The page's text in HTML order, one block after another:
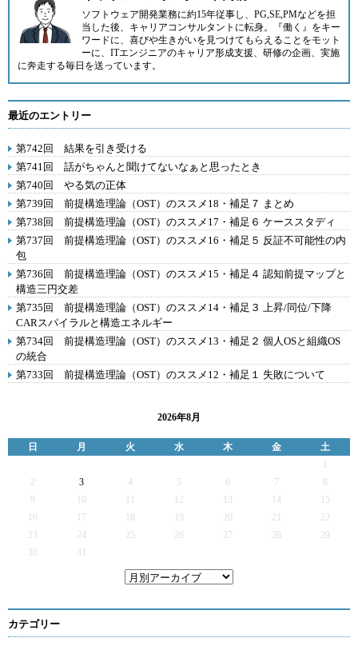
ソフトウェア開発業務に約15年従事し、PG,SE,PMなどを担
当した後、キャリアコンサルタントに転身。『働く』をキー
ワードに、喜びや生きがいを見つけてもらえることをモット
ーに、ITエンジニアのキャリア形成支援、研修の企画、実施
に奔走する毎日を送っています。
最近のエントリー
第742回 結果を引き受ける
第741回 話がちゃんと聞けてないなぁと思ったとき
第740回 やる気の正体
第739回 前提構造理論（OST）のススメ18・補足７ まとめ
第738回 前提構造理論（OST）のススメ17・補足６ ケーススタディ
第737回 前提構造理論（OST）のススメ16・補足５ 反証不可能性の内
包
第736回 前提構造理論（OST）のススメ15・補足４ 認知前提マップと
構造三円交差
第735回 前提構造理論（OST）のススメ14・補足３ 上昇/同位/下降
CARスパイラルと構造エネルギー
第734回 前提構造理論（OST）のススメ13・補足２ 個人OSと組織OS
の統合
第733回 前提構造理論（OST）のススメ12・補足１ 失敗について
2026年8月
日 月 火 水 木 金
土
2
3 4 5 6 7
9
12 13 14
15
16
17 19 20 21
22
23
24 25 26 27 28
29
30
31
カテゴリー